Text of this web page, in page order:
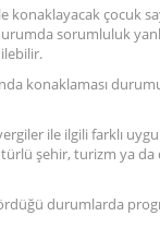
çocuk
sorumluluk
konaklaması
ile ilgili farklı
şehir, turizm ya da
durumlarda